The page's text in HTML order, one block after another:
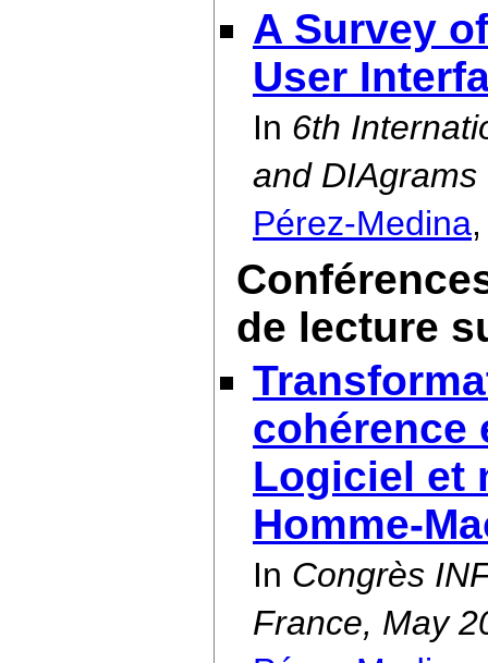
A Survey
User
In 6th
and
Pérez-Medina
de lecture
cohérence
Logiciel et
Homme-
In Congrès
France, May